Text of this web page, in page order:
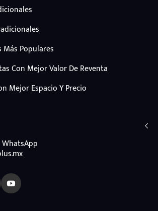
Más Populares
Con Mejor Valor De Reventa
Mejor Espacio Y Precio